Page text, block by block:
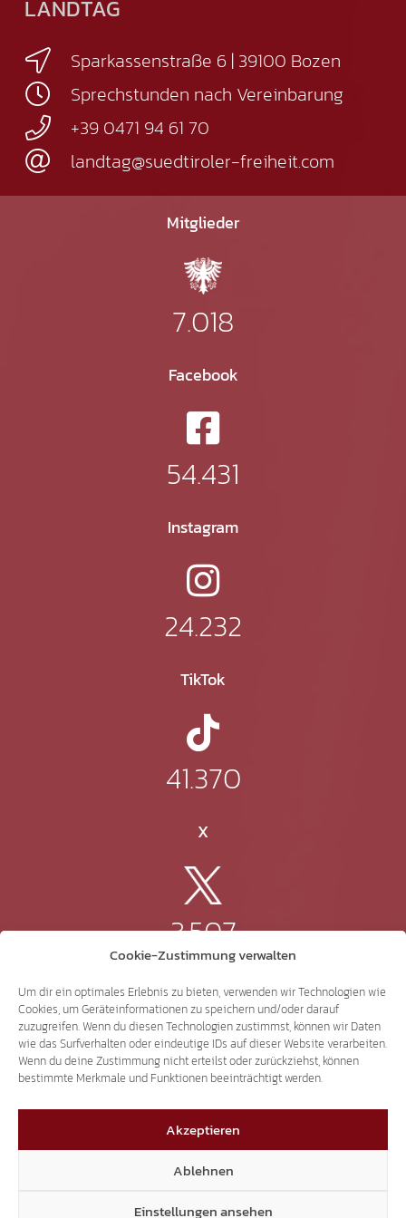
Cookie-Zustimmung verwalten
Um dir ein optimales Erlebnis zu bieten, verwenden wir Technologien wie
Cookies, um Geräteinformationen zu speichern und/oder darauf
zuzugreifen. Wenn du diesen Technologien zustimmst, können wir Daten
wie das Surfverhalten oder eindeutige IDs auf dieser Website verarbeiten.
Wenn du deine Zustimmung nicht erteilst oder zurückziehst, können
bestimmte Merkmale und Funktionen beeinträchtigt werden.
Akzeptieren
Ablehnen
Einstellungen ansehen
LANDTAG
Sparkassenstraße 6 | 39100 Bozen
Sprechstunden nach Vereinbarung
+39 0471 94 61 70
landtag@suedtiroler-freiheit.com
Mitglieder
7.018
Facebook
54.431
Instagram
24.232
TikTok
41.370
X
3.507
Threads
3.401
YouTube